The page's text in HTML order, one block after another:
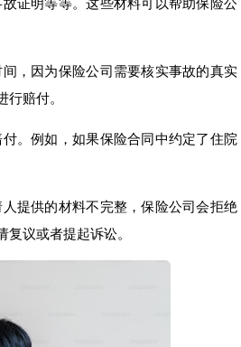
，因为保险公司需要核实事故的真实
赔付。
。例如，如果保险合同中约定了住院
提供的材料不完整，保险公司会拒绝
议或者提起诉讼。